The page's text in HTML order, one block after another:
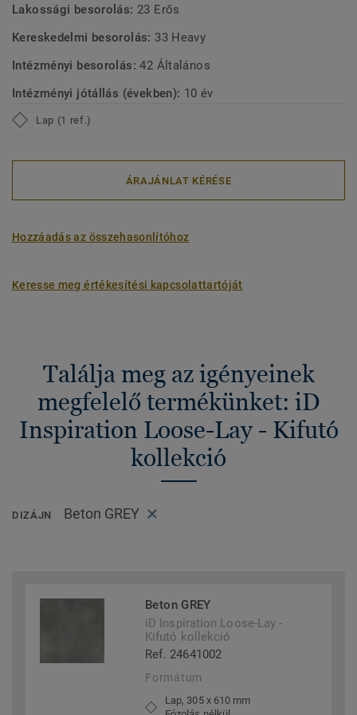
Lakossági besorolás: 23 Erős
Kereskedelmi besorolás: 33 Heavy
Intézményi besorolás:42 Általános
Intézményi jótállás (években): 10 év
Lap (1 ref.)
ÁRAJÁNLAT KÉRÉSE
Hozzáadás az összehasonlítóhoz
Keresse meg értékesítési kapcsolattartóját
Találja meg az igényeinek
megfelelő termékünket: iD
Inspiration Loose-Lay - Kifutó
kollekció
DIZÁJN Beton GREY
Beton GREY
iD Inspiration Loose-Lay -
Kifutó kollekció
Ref. 24641002
Formátum
Lap, 305 x 610 mm